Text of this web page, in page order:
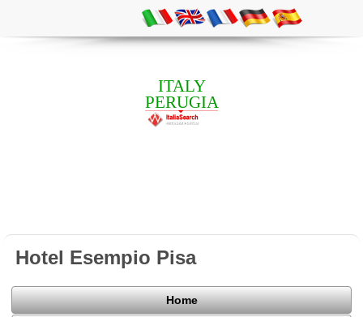
ITALY
PERUGIA
Hotel Esempio Pisa
Home